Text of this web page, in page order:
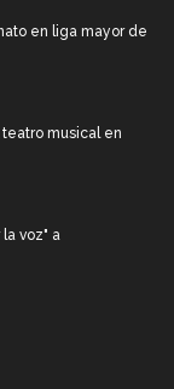
en liga mayor de
musical en
voz" a